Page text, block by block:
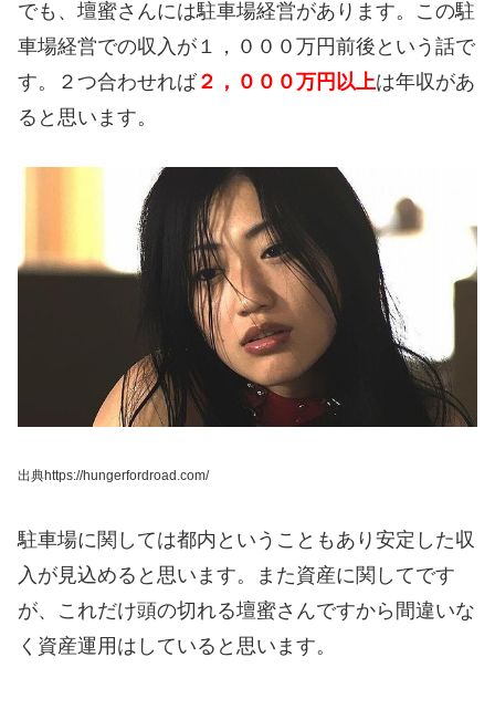
でも、壇蜜さんには駐車場経営があります。 この駐
車場経営での収入が１，０００万円前後という話で
す。
２つ合わせれば２，０００万円以上は年収があ
ると思います。
出典https://hungerfordroad.com/
駐車場に関しては都内ということもあり安定した収
入が見込めると思います。
また資産に関してです
が、これだけ頭の切れる壇蜜さんですから間違いな
く資産運用はしていると思います。